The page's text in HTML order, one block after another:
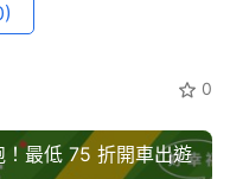
助，請聯繫 Škoda 免
0
最低 75 折開車出遊